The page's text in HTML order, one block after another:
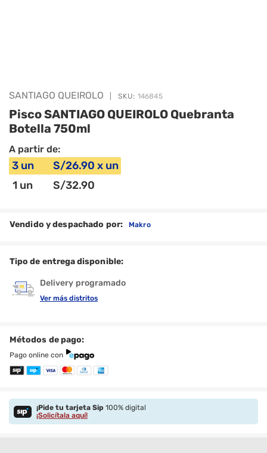
SANTIAGO QUEIROLO SKU: 146845
Pisco SANTIAGO QUEIROLO Quebranta
Botella 750ml
A partir de:
3 un S/26.90 x un
1 un S/32.90
Vendido y despachado por: Makro
Tipo de entrega disponible:
Delivery programado
Ver más distritos
Métodos de pago:
Pago online con
¡Pide tu tarjeta Sip 100% digital
¡Solicítala aquí!